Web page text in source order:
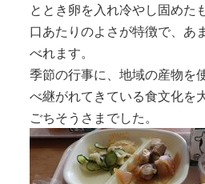
ととき卵を入れ冷やし固めた
口あたりのよさが特徴で、あ
べれます。
季節の行事に、地域の産物を
べ継がれてきている食文化を
ごちそうさまでした。